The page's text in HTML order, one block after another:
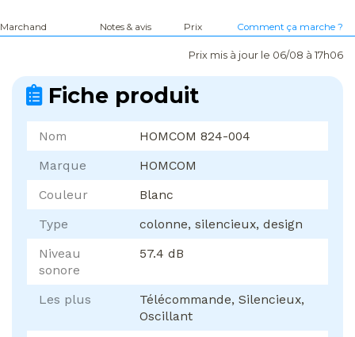
Marchand Notes & avis Prix Comment ça marche ?
Prix mis à jour le 06/08 à 17h06
Fiche produit
Nom
HOMCOM 824-004
Marque
HOMCOM
Couleur
Blanc
Type
colonne, silencieux, design
Niveau
sonore
57.4 dB
Les plus
Télécommande, Silencieux,
Oscillant